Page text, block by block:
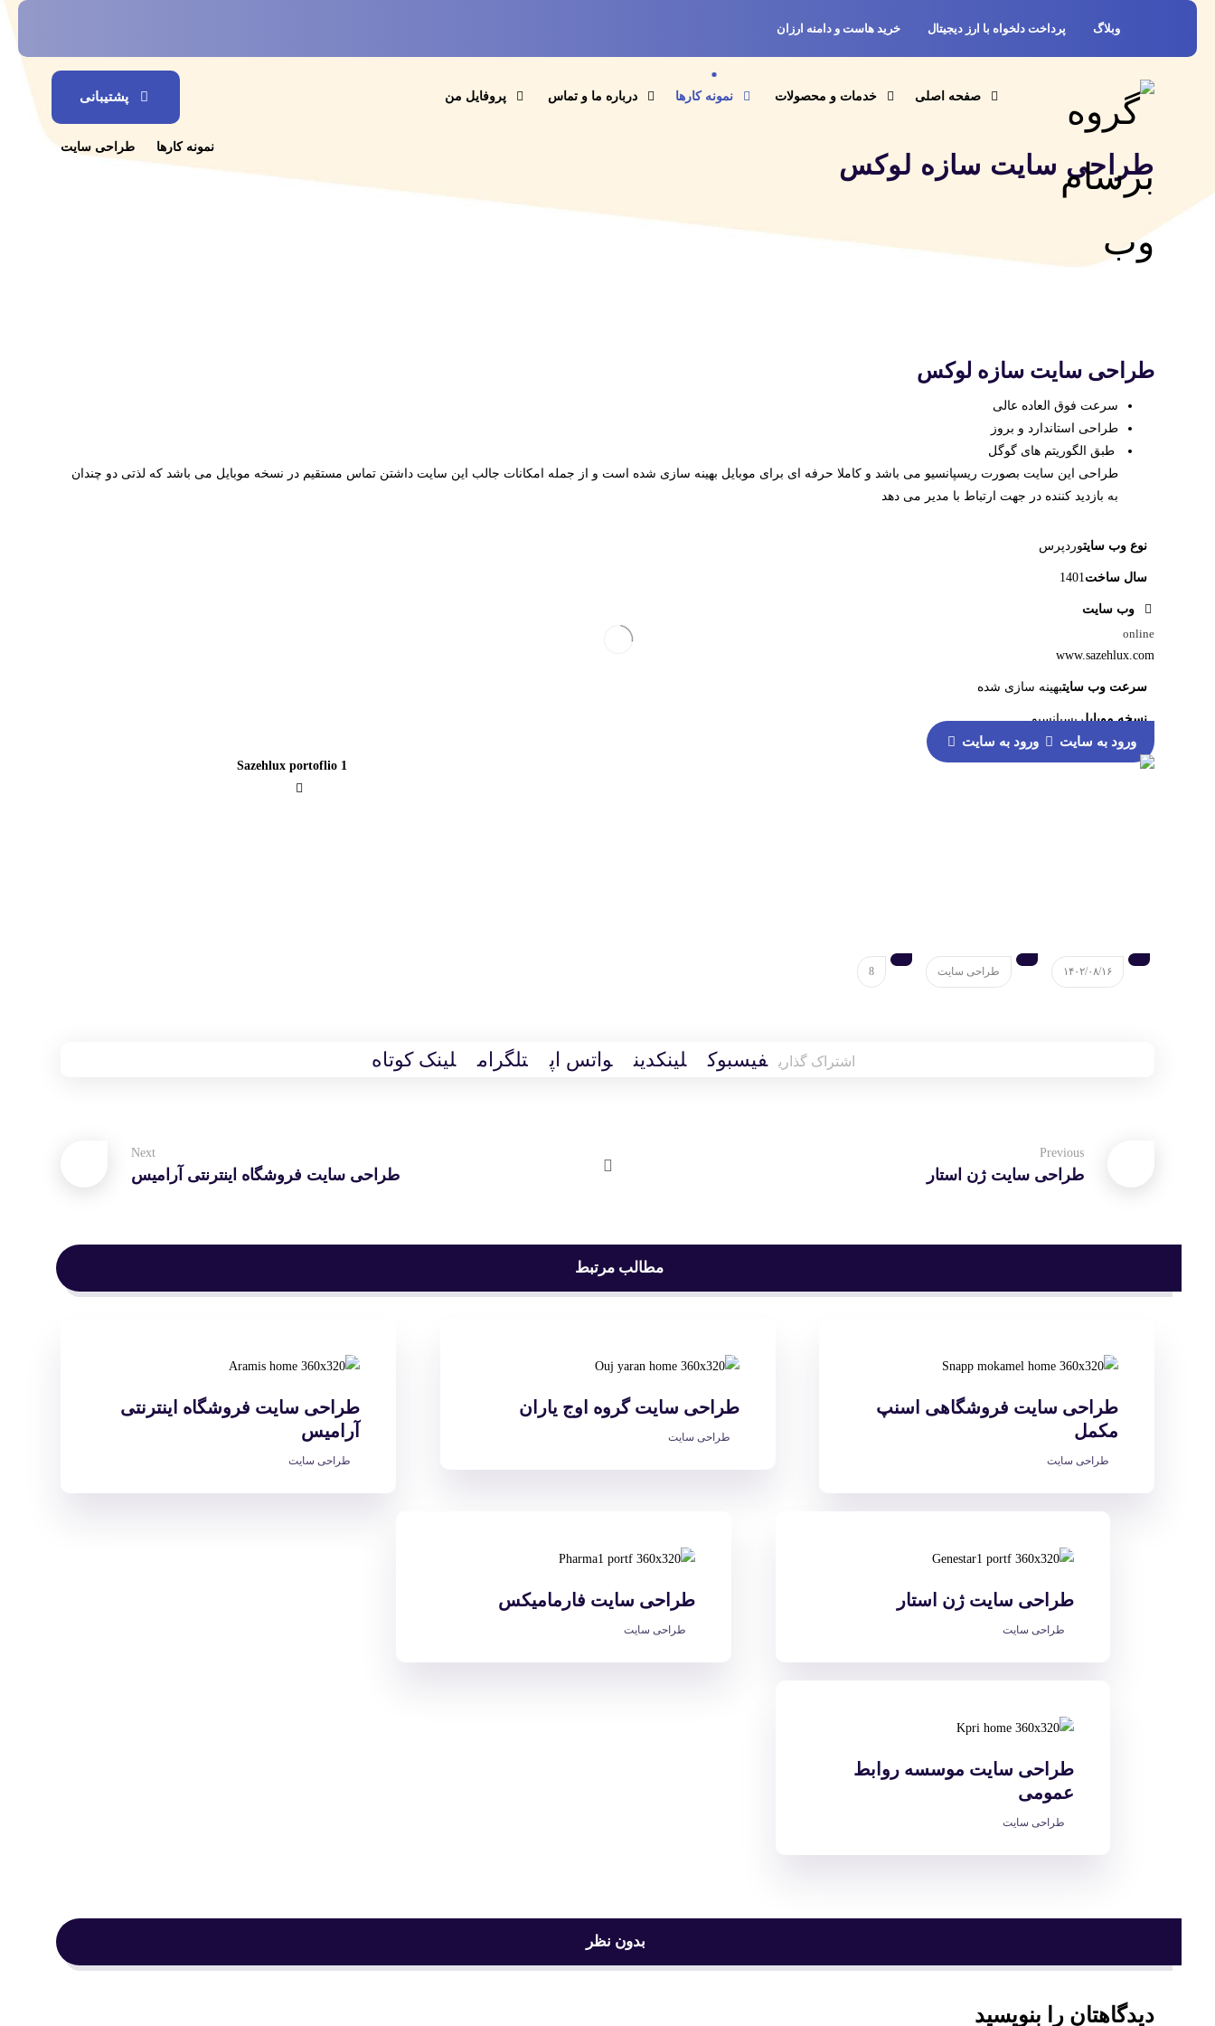
وبلاگ پرداخت دلخواه با ارز دیجیتال خرید هاست و دامنه ارزان
صفحه اصلی خدمات و محصولات نمونه کارها درباره ما و تماس پروفایل من پشتیبانی
طراحی سایت سازه لوکس
نمونه کارها طراحی سایت
طراحی سایت سازه لوکس
سرعت فوق العاده عالی
طراحی استاندارد و بروز
طبق الگوریتم های گوگل
طراحی این سایت بصورت ریسپانسیو می باشد و کاملا حرفه ای برای موبایل بهینه سازی شده است و از جمله امکانات جالب این سایت داشتن تماس مستقیم در نسخه موبایل می باشد که لذتی دو چندان
به بازدید کننده در جهت ارتباط با مدیر می دهد
نوع وب سایتوردپرس
سال ساخت1401
وب سایت
online
www.sazehlux.com
سرعت وب سایتبهینه سازی شده
نسخه موبایلریسپانسیو
ورود به سایت ورود به سایت
۱۴۰۲/۰۸/۱۶ طراحی سایت 8
فیسبوک لینکدین واتس اپ تلگرام لینک کوتاه
Previous
طراحی سایت ژن استار
Next
طراحی سایت فروشگاه اینترنتی آرامیس
مطالب مرتبط
طراحی سایت فروشگاهی اسنپ
مکمل
طراحی سایت
طراحی سایت گروه اوج یاران
طراحی سایت
طراحی سایت فروشگاه اینترنتی
آرامیس
طراحی سایت
طراحی سایت ژن استار
طراحی سایت
طراحی سایت فارمامیکس
طراحی سایت
طراحی سایت موسسه روابط
عمومی
طراحی سایت
بدون نظر
دیدگاهتان را بنویسید